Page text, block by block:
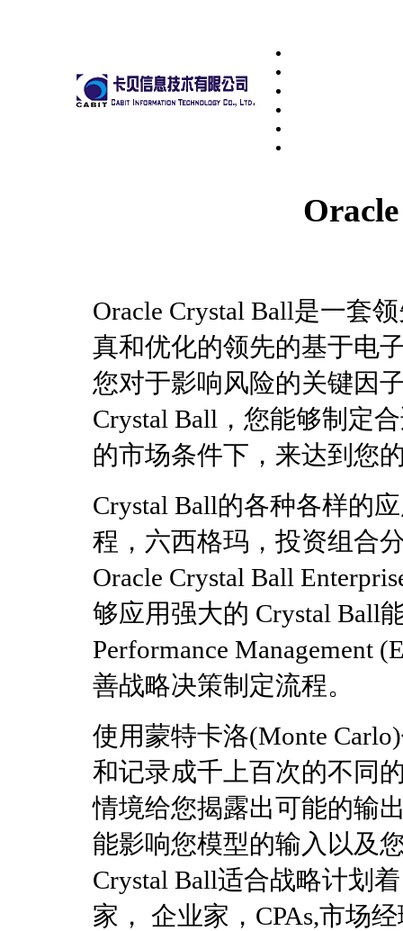
Oracle Crystal Ball是一套
真和优化的领先的基于电
您对于影响风险的关键因
Crystal Ball，您能够制定
的市场条件下，来达到您
Crystal Ball的各种各样的
程，六西格玛，投资组合
Oracle Crystal Ball
够应用强大的 Crystal Ball
Performance Management
善战略决策制定流程。
使用蒙特卡洛(Monte
和记录成千上百次的不同
情境给您揭露出可能的输
能影响您模型的输入以及
Crystal Ball适合战略计划
家， 企业家，CPAs,市场